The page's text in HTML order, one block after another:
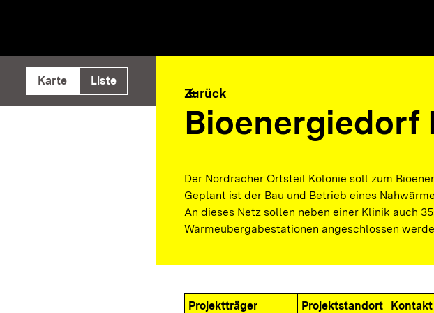
ausführen
Karte Liste
arrow_back
Zurück
Bioenergiedorf
Der Nordracher Ortsteil Kolonie soll zum
Geplant ist der Bau und Betrieb eines
An dieses Netz sollen neben einer Klinik auch
Wärmeübergabestationen angeschlossen
Projektträger Projektstandort
Kontakt